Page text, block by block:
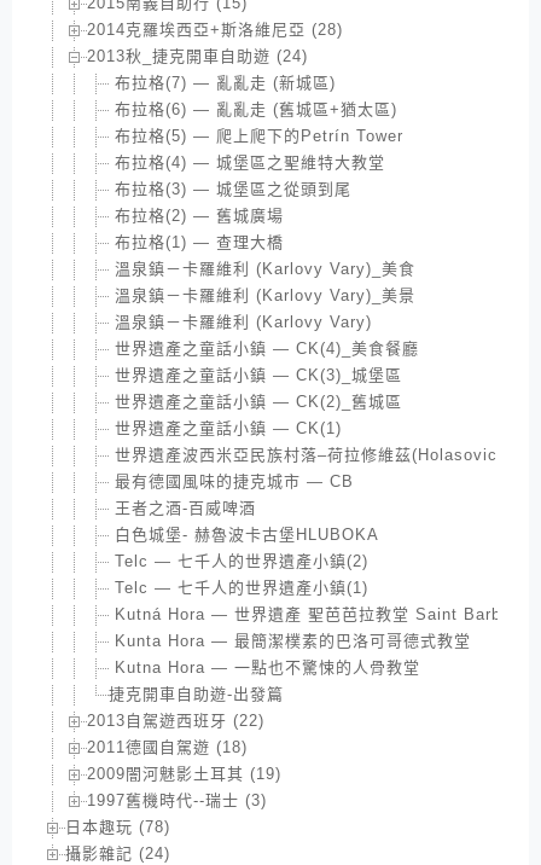
2014克羅埃西亞+斯洛維尼亞 (28)
2013秋_捷克開車自助遊 (24)
布拉格(7) — 亂亂走 (新城區)
布拉格(6) — 亂亂走 (舊城區+猶太區)
布拉格(5) — 爬上爬下的Petrín Tower
布拉格(4) — 城堡區之聖維特大教堂
布拉格(3) — 城堡區之從頭到尾
布拉格(2) — 舊城廣場
布拉格(1) — 查理大橋
溫泉鎮－卡羅維利 (Karlovy Vary)_美食
溫泉鎮－卡羅維利 (Karlovy Vary)_美景
溫泉鎮－卡羅維利 (Karlovy Vary)
世界遺產之童話小鎮 — CK(4)_美食餐廳
世界遺產之童話小鎮 — CK(3)_城堡區
世界遺產之童話小鎮 — CK(2)_舊城區
世界遺產之童話小鎮 — CK(1)
世界遺產波西米亞民族村落–荷拉修維茲(Holasovice)
最有德國風味的捷克城市 — CB
王者之酒-百威啤酒
白色城堡- 赫魯波卡古堡HLUBOKA
Telc — 七千人的世界遺產小鎮(2)
Telc — 七千人的世界遺產小鎮(1)
Kutná Hora — 世界遺產 聖芭芭拉教堂 Saint
Kunta Hora — 最簡潔樸素的巴洛可哥德式教堂
Kutna Hora — 一點也不驚悚的人骨教堂
捷克開車自助遊-出發篇
2013自駕遊西班牙 (22)
2011德國自駕遊 (18)
2009闇河魅影土耳其 (19)
1997舊機時代--瑞士 (3)
日本趣玩 (78)
攝影雜記 (24)